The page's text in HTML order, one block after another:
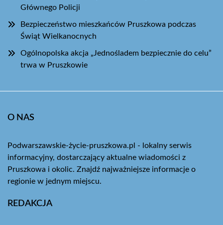
Głównego Policji
Bezpieczeństwo mieszkańców Pruszkowa podczas
Świąt Wielkanocnych
Ogólnopolska akcja „Jednośladem bezpiecznie do celu”
trwa w Pruszkowie
O NAS
Podwarszawskie-życie-pruszkowa.pl - lokalny serwis
informacyjny, dostarczający aktualne wiadomości z
Pruszkowa i okolic. Znajdź najważniejsze informacje o
regionie w jednym miejscu.
REDAKCJA